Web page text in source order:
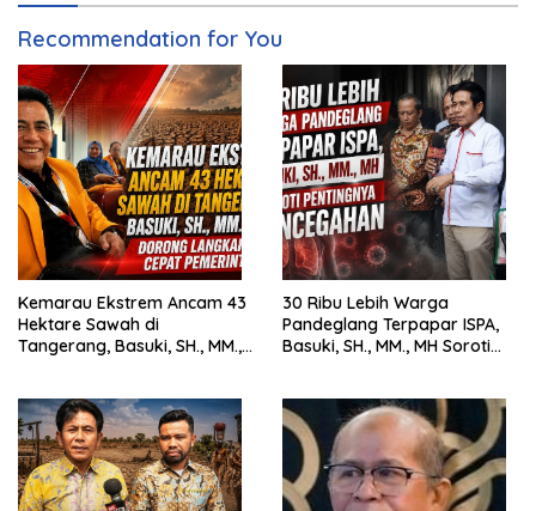
Recommendation for You
Kemarau Ekstrem Ancam 43
Hektare Sawah di
Tangerang, Basuki, SH., MM.,
30 Ribu Lebih Warga
Pandeglang Terpapar ISPA,
Basuki, SH., MM., MH Soroti